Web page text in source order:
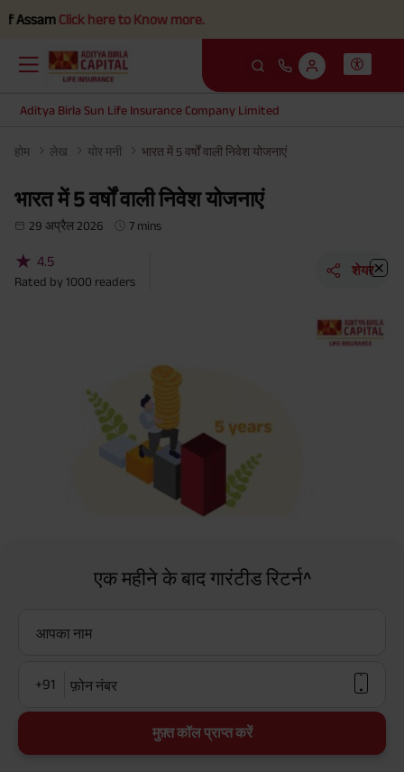
here to Know more.
Aditya Birla Sun Life Insurance Company Limited
होम लेख योर मनी भारत में 5 वर्षों वाली निवेश योजनाएं
भारत में 5 वर्षों वाली निवेश योजनाएं
29 अप्रैल 2026 7 mins
★ 4.5
Rated by 1000 readers
शेयर
एक महीने के बाद गारंटीड रिटर्न^
आपका नाम
+91 फ़ोन नंबर
मुफ़्त कॉल प्राप्त करें